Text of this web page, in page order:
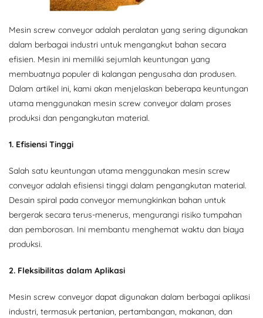
Mesin screw conveyor adalah peralatan yang sering digunakan
dalam berbagai industri untuk mengangkut bahan secara
efisien. Mesin ini memiliki sejumlah keuntungan yang
membuatnya populer di kalangan pengusaha dan produsen.
Dalam artikel ini, kami akan menjelaskan beberapa keuntungan
utama menggunakan mesin screw conveyor dalam proses
produksi dan pengangkutan material.
1. Efisiensi Tinggi
Salah satu keuntungan utama menggunakan mesin screw
conveyor adalah efisiensi tinggi dalam pengangkutan material.
Desain spiral pada conveyor memungkinkan bahan untuk
bergerak secara terus-menerus, mengurangi risiko tumpahan
dan pemborosan. Ini membantu menghemat waktu dan biaya
produksi.
2. Fleksibilitas dalam Aplikasi
Mesin screw conveyor dapat digunakan dalam berbagai aplikasi
industri, termasuk pertanian, pertambangan, makanan, dan